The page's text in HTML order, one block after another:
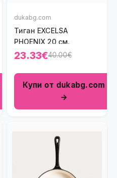
dukabg.com
Тиган EXCELSA
PHOENIX 20 см.
23.33€40.00€
Купи от dukabg.com
→